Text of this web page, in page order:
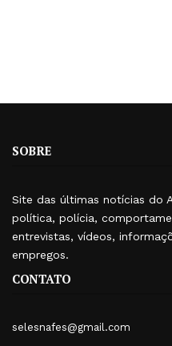
SOBRE
Site das últimas notícias do
política, polícia,
entrevistas, vídeos,
empregos.
CONTATO
selesnafes@gmail.com